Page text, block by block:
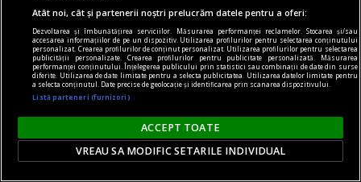
Viziunea suprarealistă a lumii
Ne aflăm pe versantul opus lucidității gîndului.
Intrăm în ținutul somnului, al tainei, adică în
Atât noi, cât și partenerii noștri prelucrăm datele pentru a oferi:
Dezvoltarea și îmbunătățirea serviciilor. Măsurarea performanței reclamelor. Stocarea și/sau
accesarea informațiilor de pe un dispozitiv. Utilizarea profilurilor pentru selectarea conținutului
personalizat. Crearea profilurilor de conținut personalizat. Utilizarea profilurilor pentru selectarea
publicității personalizate. Crearea profilurilor pentru publicitate personalizată. Măsurarea
performanței conținutului. Înțelegerea publicului prin statistici sau combinații de date din surse
diferite. Utilizarea de date limitate pentru a selecta publicitatea. Utilizarea datelor limitate pentru
a selecta conținutul. Date precise de geolocație și identificarea prin scanarea dispozitivului.
Listă parteneri (furnizori)
ACCEPT TOATE
VREAU SA MODIFIC SETARILE INDIVIDUAL